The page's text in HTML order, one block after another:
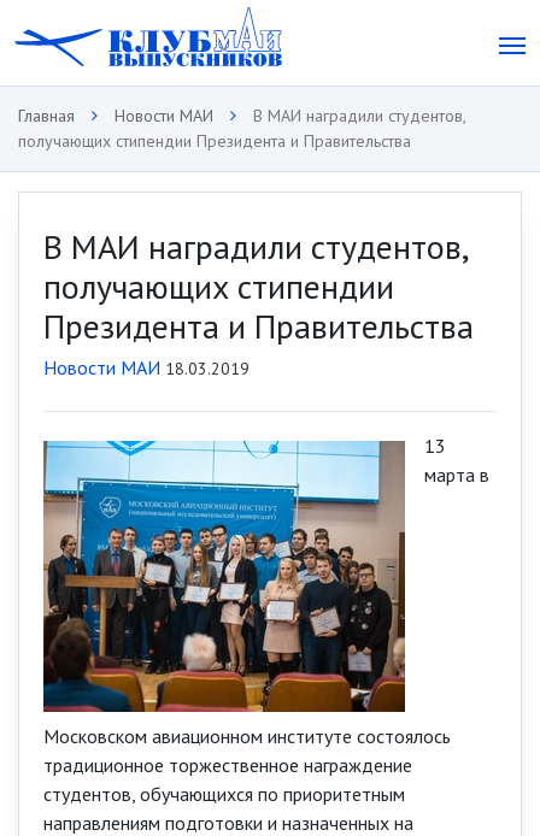
Главная Новости МАИ
В МАИ наградили студентов,
получающих стипендии Президента и Правительства
В МАИ наградили студентов,
получающих стипендии
Президента и Правительства
Новости МАИ 18.03.2019
13
марта в
Московском авиационном институте состоялось
традиционное торжественное награждение
студентов, обучающихся по приоритетным
направлениям подготовки и назначенных на